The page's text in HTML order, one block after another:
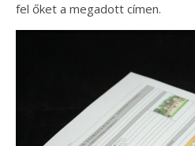
fel őket a megadott címen.